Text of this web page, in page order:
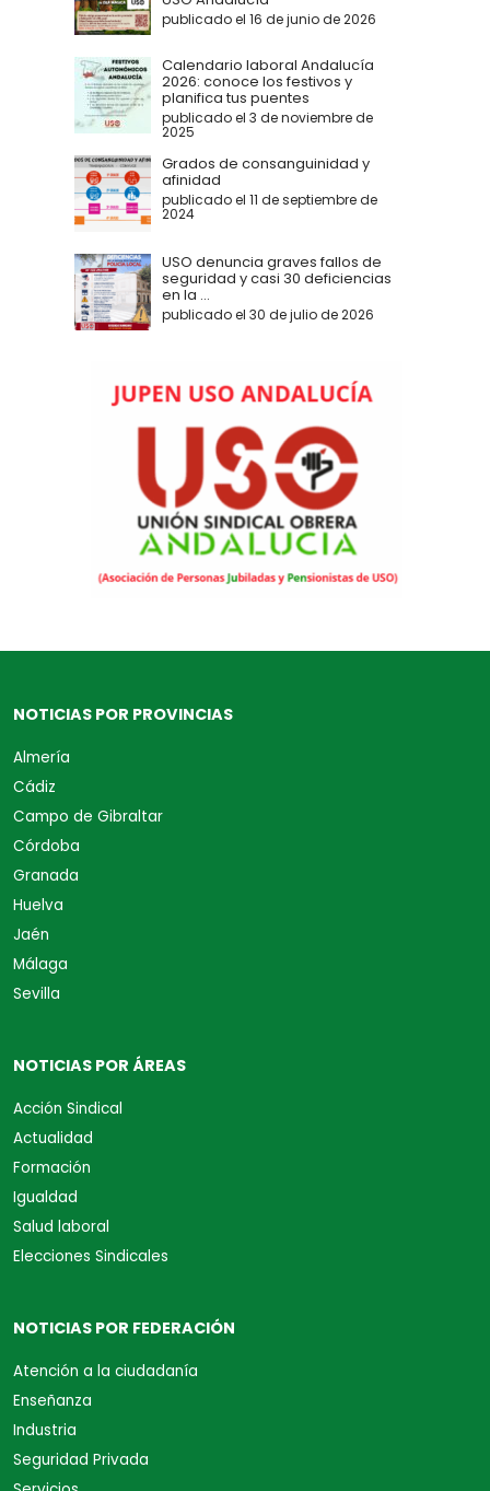
publicado el 16 de junio de 2026
Calendario laboral Andalucía
2026: conoce los festivos y
planifica tus puentes
publicado el 3 de noviembre de
2025
Grados de consanguinidad y
afinidad
publicado el 11 de septiembre de
2024
USO denuncia graves fallos de
seguridad y casi 30 deficiencias
en la ...
publicado el 30 de julio de 2026
NOTICIAS POR PROVINCIAS
Almería
Cádiz
Campo de Gibraltar
Córdoba
Granada
Huelva
Jaén
Málaga
Sevilla
NOTICIAS POR ÁREAS
Acción Sindical
Actualidad
Formación
Igualdad
Salud laboral
Elecciones Sindicales
NOTICIAS POR FEDERACIÓN
Atención a la ciudadanía
Enseñanza
Industria
Seguridad Privada